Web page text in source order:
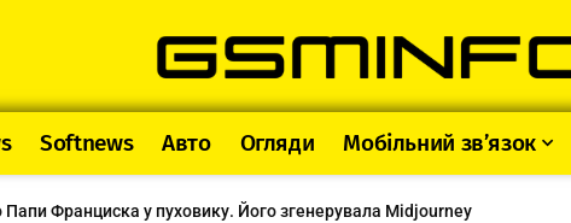
Softnews Авто Огляди Мобільний зв’язок
Франциска у пуховику. Його згенерувала Midjourney